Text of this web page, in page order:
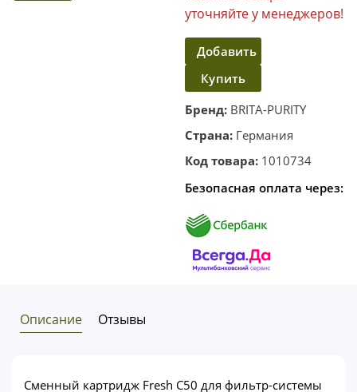
уточняйте у менеджеров!
Добавить
в
корзину
Купить
в один
клик
Бренд: BRITA-PURITY
Страна: Германия
Код товара: 1010734
Безопасная оплата через:
Описание Отзывы
Сменный картридж Fresh C50 для фильтр-системы